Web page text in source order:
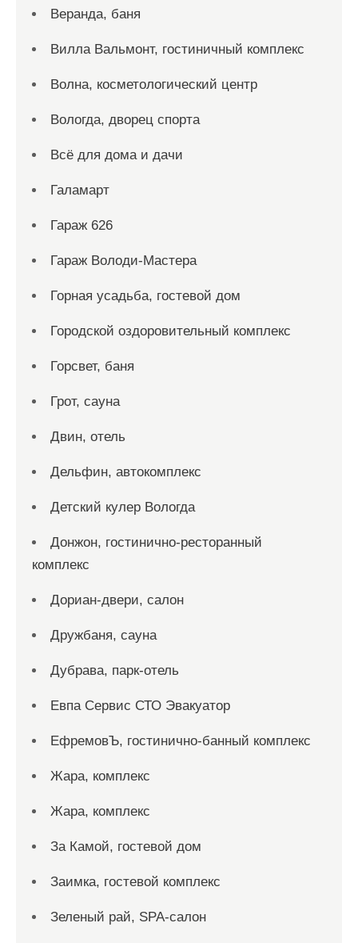
Веранда, баня
Вилла Вальмонт, гостиничный комплекс
Волна, косметологический центр
Вологда, дворец спорта
Всё для дома и дачи
Галамарт
Гараж 626
Гараж Володи-Мастера
Горная усадьба, гостевой дом
Городской оздоровительный комплекс
Горсвет, баня
Грот, сауна
Двин, отель
Дельфин, автокомплекс
Детский кулер Вологда
Донжон, гостинично-ресторанный
комплекс
Дориан-двери, салон
Дружбаня, сауна
Дубрава, парк-отель
Евпа Сервис СТО Эвакуатор
ЕфремовЪ, гостинично-банный комплекс
Жара, комплекс
Жара, комплекс
За Камой, гостевой дом
Заимка, гостевой комплекс
Зеленый рай, SPA-салон